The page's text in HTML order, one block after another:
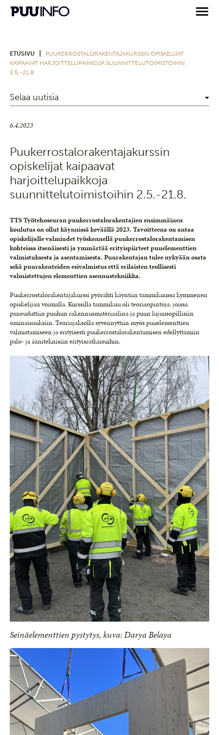
ETUSIVU
PUUKERROSTALORAKENTAJAKURSSIN OPISKELIJAT
KAIPAAVAT HARJOITTELUPAIKKOJA SUUNNITTELUTOIMISTOIHIN
2.5.-21.8.
Selaa uutisia
6.4.2023
Puukerrostalorakentajakurssin
opiskelijat kaipaavat
harjoittelupaikkoja
suunnittelutoimistoihin 2.5.-21.8.
TTS Työtehoseuran puukerrostalorakentajien ensimmäinen
koulutus on ollut käynnissä keväällä 2023. Tavoitteena on antaa
opiskelijalle valmiudet työskennellä puukerrostalorakentamisen
kohteissa itsenäisesti ja ymmärtää erityispiirteet puuelementtien
valmistuksesta ja asentamisesta. Puurakentajan tulee nykyään osata
sekä puurakenteiden esivalmistus että erilaisten teollisesti
valmistettujen elementtien asennustekniikka.
Puukerrostalorakentajakurssi pyörähti käyntiin tammikuussa kymmenen
opiskelijan voimalla. Kurssilla tammikuu oli teoriaopintoja, joissa
paneuduttiin puuhun rakennusmateriaalina ja puun lujuusopillisiin
ominaisuuksiin. Teoriajaksolla syvennyttiin myös puuelementtien
valmistamiseen ja erityisesti puukerrostalorakentamisen edellyttämiin
palo- ja ääniteknisiin erityisratkaisuihin.
Seinäelementtien pystytys, kuva: Darya Belaya